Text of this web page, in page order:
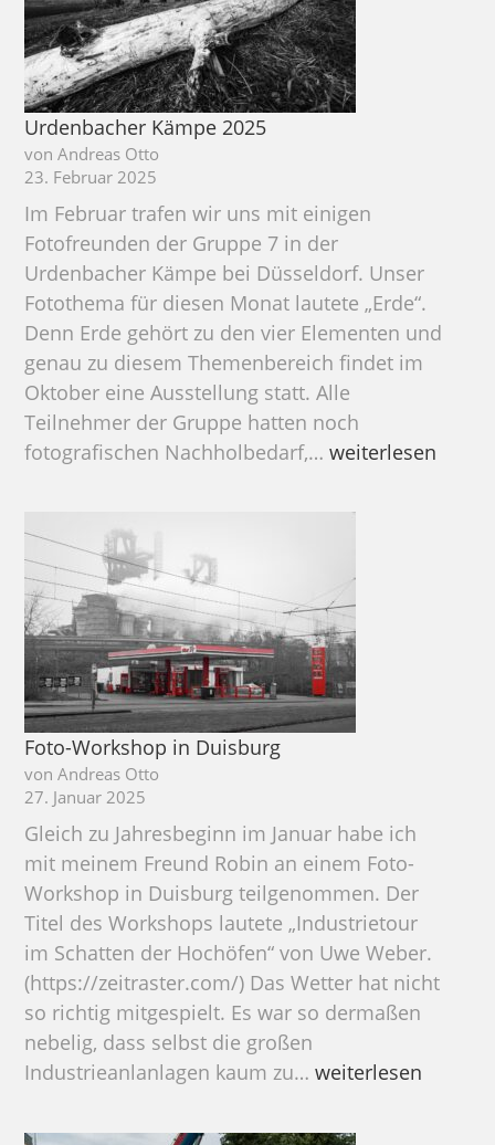
Urdenbacher Kämpe 2025
von Andreas Otto
23. Februar 2025
Im Februar trafen wir uns mit einigen
Fotofreunden der Gruppe 7 in der
Urdenbacher Kämpe bei Düsseldorf. Unser
Fotothema für diesen Monat lautete „Erde“.
Denn Erde gehört zu den vier Elementen und
genau zu diesem Themenbereich findet im
Oktober eine Ausstellung statt. Alle
Teilnehmer der Gruppe hatten noch
fotografischen Nachholbedarf,…Urdenbacher
2025
weiterlesen
Foto-Workshop in Duisburg
von Andreas Otto
27. Januar 2025
Gleich zu Jahresbeginn im Januar habe ich
mit meinem Freund Robin an einem Foto-
Workshop in Duisburg teilgenommen. Der
Titel des Workshops lautete „Industrietour
im Schatten der Hochöfen“ von Uwe Weber.
(https://zeitraster.com/) Das Wetter hat nicht
so richtig mitgespielt. Es war so dermaßen
nebelig, dass selbst die großen
Industrieanlanlagen kaum zu…Foto-
in
weiterlesen